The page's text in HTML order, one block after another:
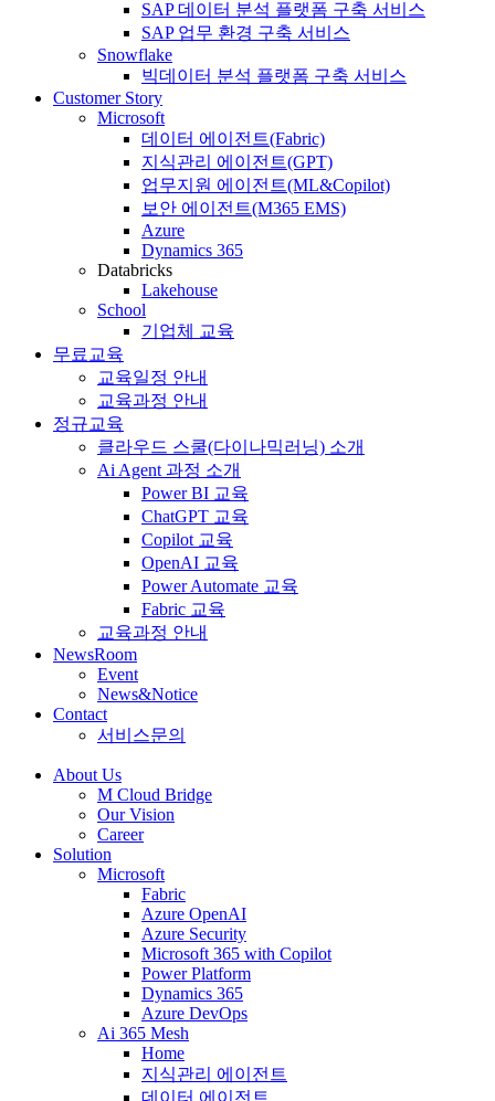
SAP 데이터 분석 플랫폼 구축 서비스
SAP 업무 환경 구축 서비스
Snowflake
빅데이터 분석 플랫폼 구축 서비스
Customer Story
Microsoft
데이터 에이전트(Fabric)
지식관리 에이전트(GPT)
업무지원 에이전트(ML&Copilot)
보안 에이전트(M365 EMS)
Azure
Dynamics 365
Databricks
Lakehouse
School
기업체 교육
무료교육
교육일정 안내
교육과정 안내
정규교육
클라우드 스쿨(다이나믹러닝) 소개
Ai Agent 과정 소개
Power BI 교육
ChatGPT 교육
Copilot 교육
OpenAI 교육
Power Automate 교육
Fabric 교육
교육과정 안내
NewsRoom
Event
News&Notice
Contact
서비스문의
About Us
M Cloud Bridge
Our Vision
Career
Solution
Microsoft
Fabric
Azure OpenAI
Azure Security
Microsoft 365 with Copilot
Power Platform
Dynamics 365
Azure DevOps
Ai 365 Mesh
Home
지식관리 에이전트
데이터 에이전트